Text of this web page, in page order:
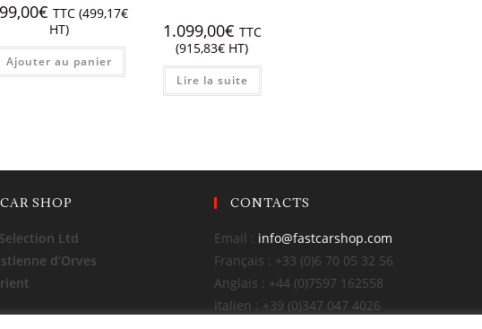
€ TTC (499,17€
HT)
Ajouter au panier
1.099,00€ TTC
(915,83€ HT)
Lire la suite
SHOP
Ltd
d’Orves
CONTACTS
Email : info@fastcarshop.com
Français : +33 (0)6 70 05 32 56
Anglais : +44 (0)7597 162558
Italien : +39 (0)347 047 4026